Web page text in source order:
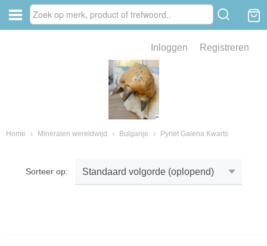
Inloggen Registreren
Home › Mineralen wereldwijd › Bulgarije › Pyriet Galena Kwarts
Sorteer op:
van fossielen en mineralen